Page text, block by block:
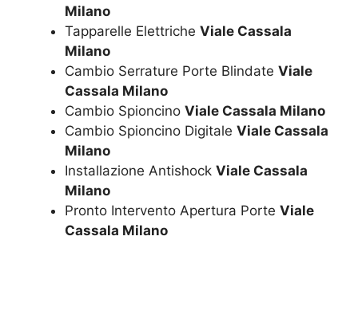
Milano
Tapparelle Elettriche Viale Cassala
Milano
Cambio Serrature Porte Blindate Viale
Cassala Milano
Cambio Spioncino Viale Cassala Milano
Cambio Spioncino Digitale Viale Cassala
Milano
Installazione Antishock Viale Cassala
Milano
Pronto Intervento Apertura Porte Viale
Cassala Milano